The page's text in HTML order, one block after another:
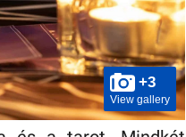
+3
View gallery